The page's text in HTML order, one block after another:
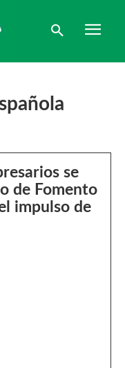
se
de Fomento
impulso de